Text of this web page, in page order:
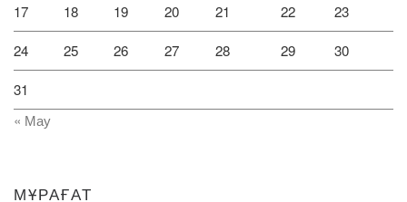
17 18 19 20 21 22 23
24 25 26 27 28 29 30
31
« Мау
МҰРАҒАТ